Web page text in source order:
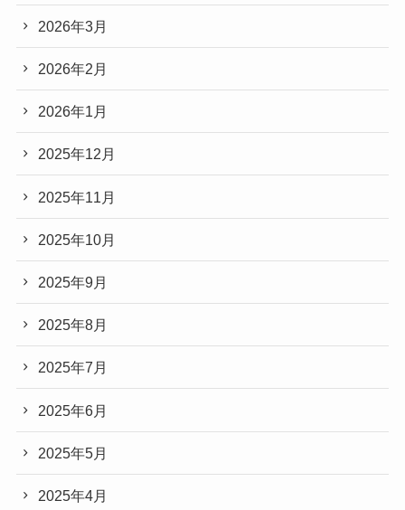
2026年3月
2026年2月
2026年1月
2025年12月
2025年11月
2025年10月
2025年9月
2025年8月
2025年7月
2025年6月
2025年5月
2025年4月